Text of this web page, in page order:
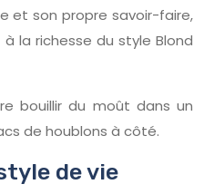
et son propre savoir-faire,
la richesse du style Blond
bouillir du moût dans un
de houblons à côté.
de vie